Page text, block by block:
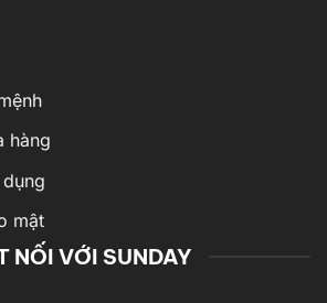
hàng
mật
NỐI VỚI SUNDAY